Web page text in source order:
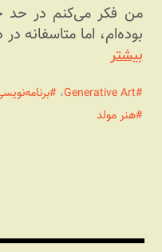
من فکر می‌کنم در حد
بوده‌ام، اما متاسفانه
بیشتر
Generative Art،
هنر مولد